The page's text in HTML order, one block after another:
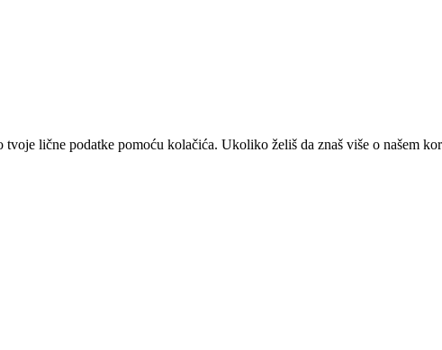
lične podatke pomoću kolačića. Ukoliko želiš da znaš više o našem